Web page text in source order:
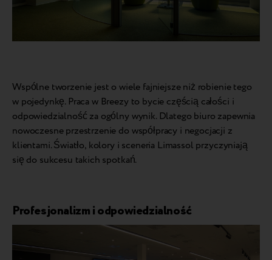
Wspólne tworzenie jest o wiele fajniejsze niż robienie tego
w pojedynkę. Praca w Breezy to bycie częścią całości i
odpowiedzialność za ogólny wynik. Dlatego biuro zapewnia
nowoczesne przestrzenie do współpracy i negocjacji z
klientami. Światło, kolory i sceneria Limassol przyczyniają
się do sukcesu takich spotkań.
Profesjonalizm i odpowiedzialność